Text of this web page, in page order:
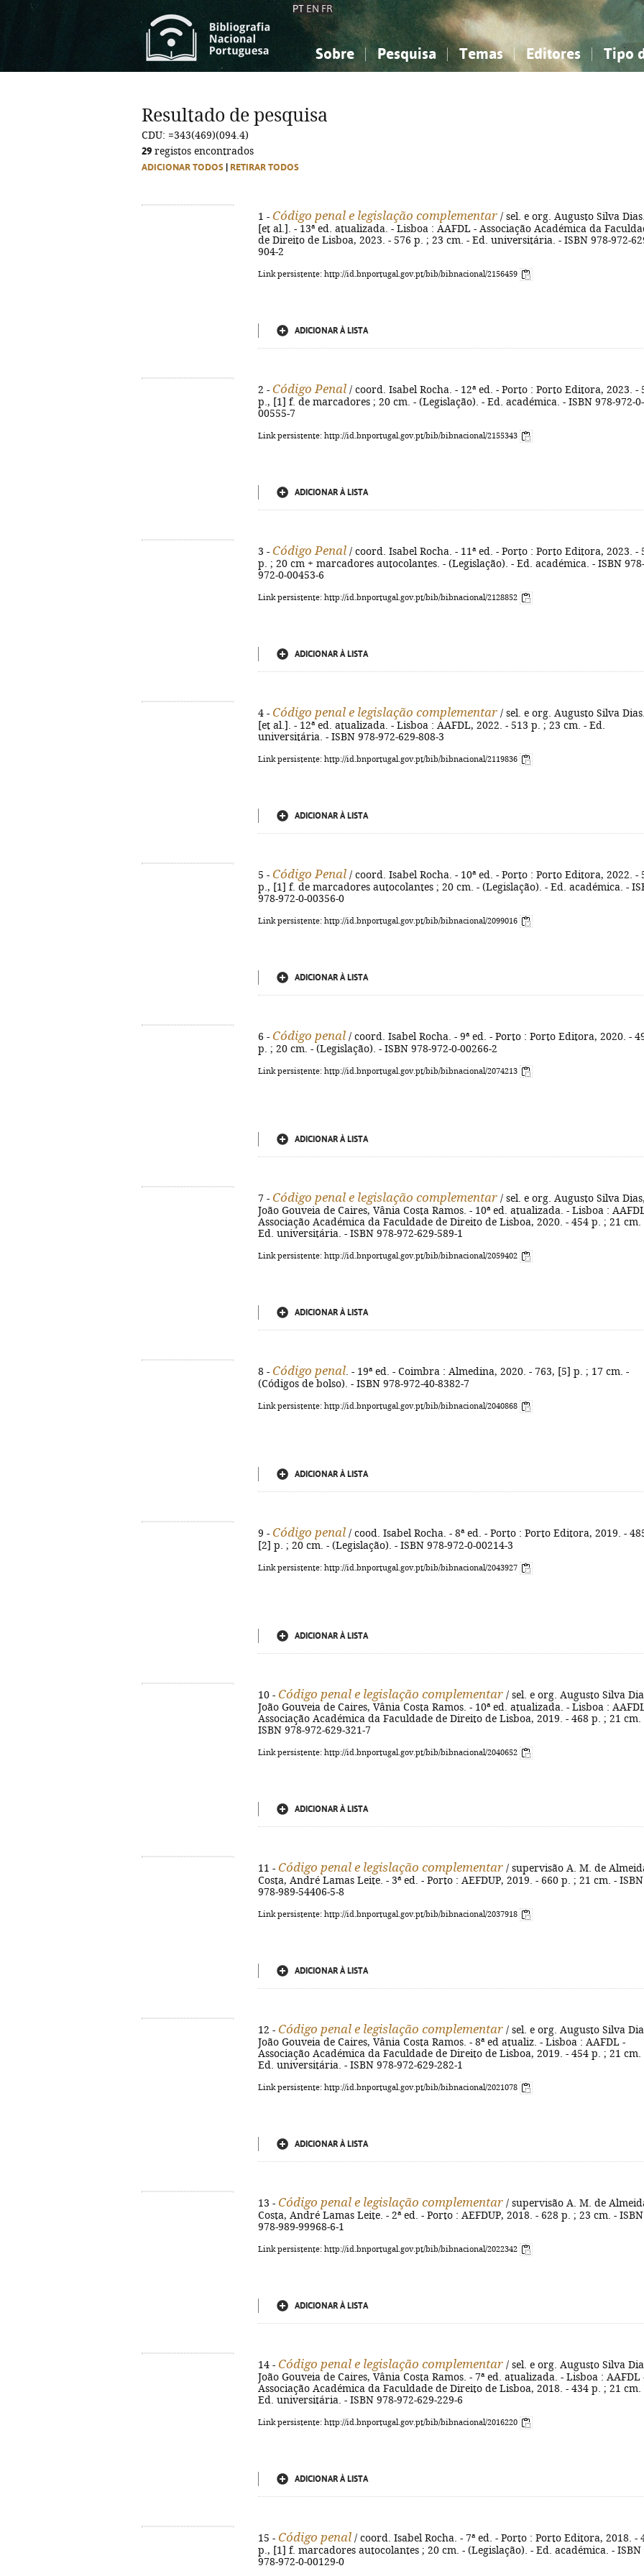
PT EN FR
Sobre Pesquisa Temas
Ciências sociais...
Editores Tipo
Ciências sociais...
Resultado de pesquisa
CDU: =343(469)(094.4)
29 registos encontrados
ADICIONAR TODOS RETIRAR TODOS
1 - Código penal e legislação complementar / sel. e org. Augusto Silva
[et al.]. - 13ª ed. atualizada. - Lisboa : AAFDL - Associação Académica da
de Direito de Lisboa, 2023. - 576 p. ; 23 cm. - Ed. universitária. - ISBN 978-972-
904-2
Link persistente: http://id.bnportugal.gov.pt/bib/bibnacional/2156459
ADICIONAR À LISTA
2 - Código Penal / coord. Isabel Rocha. - 12ª ed. - Porto : Porto Editora, 2023. -
p., [1] f. de marcadores ; 20 cm. - (Legislação). - Ed. académica. - ISBN 978-972-0-
00555-7
Link persistente: http://id.bnportugal.gov.pt/bib/bibnacional/2155343
ADICIONAR À LISTA
3 - Código Penal / coord. Isabel Rocha. - 11ª ed. - Porto : Porto Editora, 2023. -
p. ; 20 cm + marcadores autocolantes. - (Legislação). - Ed. académica. - ISBN 978-
972-0-00453-6
Link persistente: http://id.bnportugal.gov.pt/bib/bibnacional/2128852
ADICIONAR À LISTA
4 - Código penal e legislação complementar / sel. e org. Augusto Silva
[et al.]. - 12ª ed. atualizada. - Lisboa : AAFDL, 2022. - 513 p. ; 23 cm. - Ed.
universitária. - ISBN 978-972-629-808-3
Link persistente: http://id.bnportugal.gov.pt/bib/bibnacional/2119836
ADICIONAR À LISTA
5 - Código Penal / coord. Isabel Rocha. - 10ª ed. - Porto : Porto Editora, 2022. -
p., [1] f. de marcadores autocolantes ; 20 cm. - (Legislação). - Ed. académica. -
978-972-0-00356-0
Link persistente: http://id.bnportugal.gov.pt/bib/bibnacional/2099016
ADICIONAR À LISTA
6 - Código penal / coord. Isabel Rocha. - 9ª ed. - Porto : Porto Editora, 2020. -
p. ; 20 cm. - (Legislação). - ISBN 978-972-0-00266-2
Link persistente: http://id.bnportugal.gov.pt/bib/bibnacional/2074213
ADICIONAR À LISTA
7 - Código penal e legislação complementar / sel. e org. Augusto Silva
João Gouveia de Caires, Vânia Costa Ramos. - 10ª ed. atualizada. - Lisboa :
Associação Académica da Faculdade de Direito de Lisboa, 2020. - 454 p. ; 21 cm.
Ed. universitária. - ISBN 978-972-629-589-1
Link persistente: http://id.bnportugal.gov.pt/bib/bibnacional/2059402
ADICIONAR À LISTA
8 - Código penal . - 19ª ed. - Coimbra : Almedina, 2020. - 763, [5] p. ; 17 cm. -
(Códigos de bolso). - ISBN 978-972-40-8382-7
Link persistente: http://id.bnportugal.gov.pt/bib/bibnacional/2040868
ADICIONAR À LISTA
9 - Código penal / cood. Isabel Rocha. - 8ª ed. - Porto : Porto Editora, 2019. -
[2] p. ; 20 cm. - (Legislação). - ISBN 978-972-0-00214-3
Link persistente: http://id.bnportugal.gov.pt/bib/bibnacional/2043927
ADICIONAR À LISTA
10 - Código penal e legislação complementar / sel. e org. Augusto Silva
João Gouveia de Caires, Vânia Costa Ramos. - 10ª ed. atualizada. - Lisboa :
Associação Académica da Faculdade de Direito de Lisboa, 2019. - 468 p. ; 21 cm.
ISBN 978-972-629-321-7
Link persistente: http://id.bnportugal.gov.pt/bib/bibnacional/2040652
ADICIONAR À LISTA
11 - Código penal e legislação complementar / supervisão A. M. de
Costa, André Lamas Leite. - 3ª ed. - Porto : AEFDUP, 2019. - 660 p. ; 21 cm. - ISBN
978-989-54406-5-8
Link persistente: http://id.bnportugal.gov.pt/bib/bibnacional/2037918
ADICIONAR À LISTA
12 - Código penal e legislação complementar / sel. e org. Augusto Silva
João Gouveia de Caires, Vânia Costa Ramos. - 8ª ed atualiz. - Lisboa : AAFDL -
Associação Académica da Faculdade de Direito de Lisboa, 2019. - 454 p. ; 21 cm.
Ed. universitária. - ISBN 978-972-629-282-1
Link persistente: http://id.bnportugal.gov.pt/bib/bibnacional/2021078
ADICIONAR À LISTA
13 - Código penal e legislação complementar / supervisão A. M. de
Costa, André Lamas Leite. - 2ª ed. - Porto : AEFDUP, 2018. - 628 p. ; 23 cm. - ISBN
978-989-99968-6-1
Link persistente: http://id.bnportugal.gov.pt/bib/bibnacional/2022342
ADICIONAR À LISTA
14 - Código penal e legislação complementar / sel. e org. Augusto Silva
João Gouveia de Caires, Vânia Costa Ramos. - 7ª ed. atualizada. - Lisboa : AAFDL
Associação Académica da Faculdade de Direito de Lisboa, 2018. - 434 p. ; 21 cm.
Ed. universitária. - ISBN 978-972-629-229-6
Link persistente: http://id.bnportugal.gov.pt/bib/bibnacional/2016220
ADICIONAR À LISTA
15 - Código penal / coord. Isabel Rocha. - 7ª ed. - Porto : Porto Editora, 2018. -
p., [1] f. marcadores autocolantes ; 20 cm. - (Legislação). - Ed. académica. - ISBN
978-972-0-00129-0